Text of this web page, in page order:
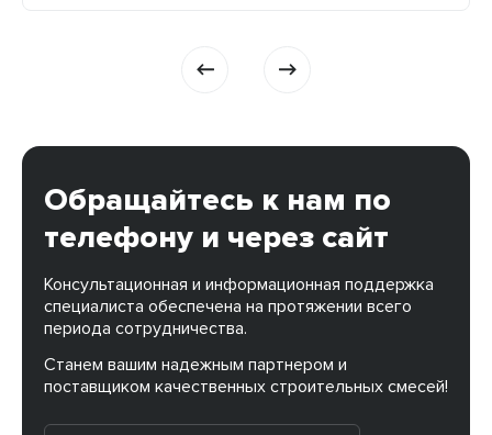
Обращайтесь к нам по
телефону и через сайт
Консультационная и информационная поддержка
специалиста обеспечена на протяжении всего
периода сотрудничества.
Станем вашим надежным партнером и
поставщиком качественных строительных смесей!